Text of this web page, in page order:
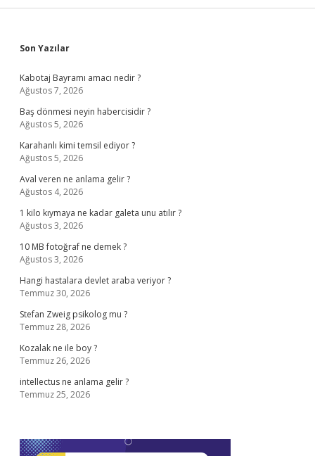
Sidebar
Son Yazılar
Kabotaj Bayramı amacı nedir ?
Ağustos 7, 2026
Baş dönmesi neyin habercisidir ?
Ağustos 5, 2026
Karahanlı kimi temsil ediyor ?
Ağustos 5, 2026
Aval veren ne anlama gelir ?
Ağustos 4, 2026
1 kilo kıymaya ne kadar galeta unu atılır ?
Ağustos 3, 2026
10 MB fotoğraf ne demek ?
Ağustos 3, 2026
Hangi hastalara devlet araba veriyor ?
Temmuz 30, 2026
Stefan Zweig psikolog mu ?
Temmuz 28, 2026
Kozalak ne ile boy ?
Temmuz 26, 2026
intellectus ne anlama gelir ?
Temmuz 25, 2026